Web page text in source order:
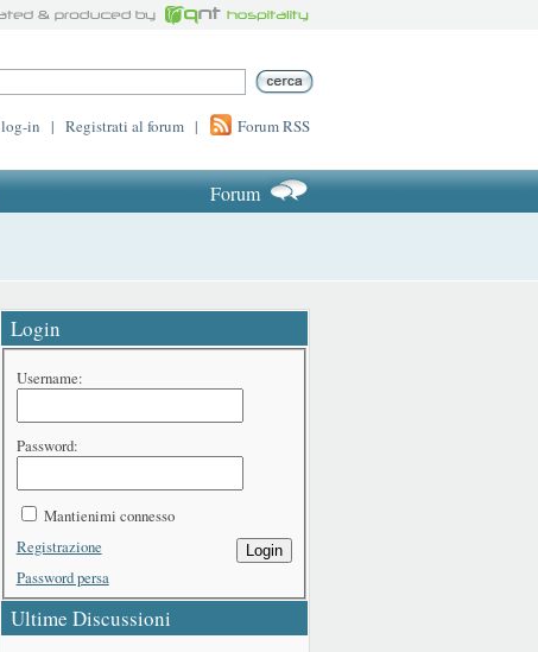
log-in | Registrati al forum | Forum RSS
Forum
Login
Username:
Password:
Mantienimi connesso
Login
Registrazione
Password persa
Ultime Discussioni